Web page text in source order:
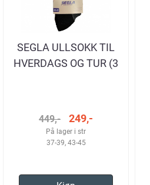
SEGLA ULLSOKK TIL
HVERDAGS OG TUR (3
449,- 249,-
På lager i str
37-39, 43-45